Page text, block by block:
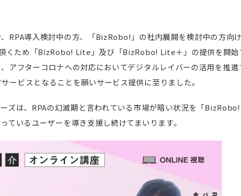
、RPA導入検討中の方、「BizRobo!」の社内展開を検討中の方向
くため「BizRobo! Lite」及び「BizRobo! Lite＋」の提供を開始
アフターコロナへの対応においてデジタルレイバーの活用を推
ービスとなることを願いサービス提供に至りました。
ズは、RPAの幻滅期と言われている市場が暗い状況を「
ているユーザーを導き支援し続けてまいります。